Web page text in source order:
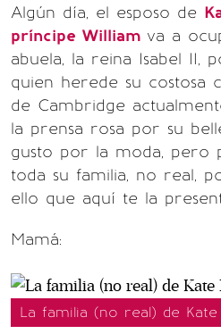
Algún día, el esposo de
príncipe William va a
abuela, la reina Isabel II,
quien herede su costosa
de Cambridge
la prensa rosa por su
gusto por la moda, pero
toda su familia, no real,
ello que aquí te la
Mamá:
La familia (no real) de Kate